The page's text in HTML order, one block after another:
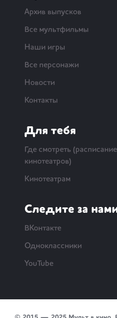
Архив выпусков
Все мультфильмы
Наши игры
Все персонажи
Новости
Контакты
Для тебя
Где смотреть
кинотеатров)
Кинотеатрам
Следите за
ВКонтакте
Одноклассники
YouTube